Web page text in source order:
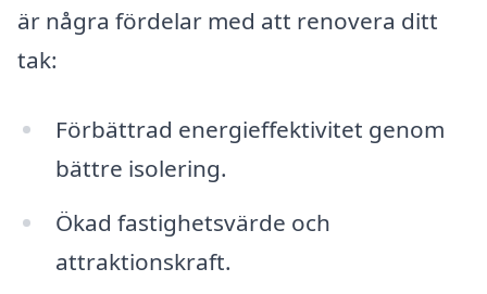
är några fördelar med att renovera ditt
tak:
Förbättrad energieffektivitet genom
bättre isolering.
Ökad fastighetsvärde och
attraktionskraft.